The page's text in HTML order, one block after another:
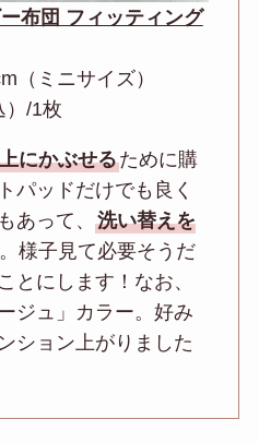
布団 フィッティング
（ミニサイズ）
）/1枚
にかぶせるために購
パッドだけでも良く
あって、
洗い替えを
様子見て必要そうだ
とにします！なお、
ジュ」カラー。好み
ション上がりました